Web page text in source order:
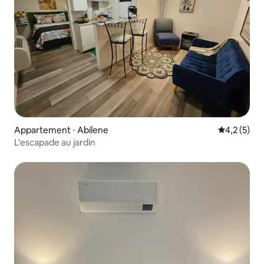
Appartement ⋅ Abilene Évaluation
4,2 (5)
L'escapade au jardin